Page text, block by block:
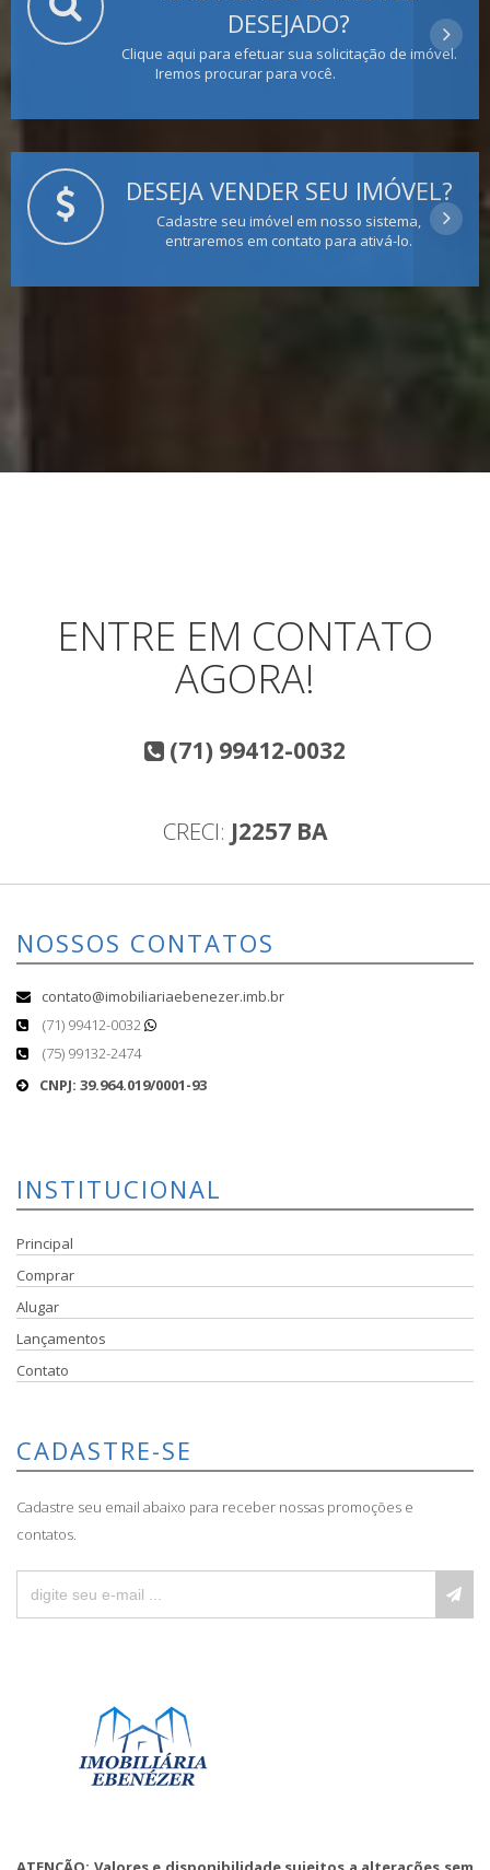
DESEJADO?
Clique aqui para efetuar sua solicitação de imóvel.
Iremos procurar para você.
DESEJA VENDER SEU IMÓVEL?
Cadastre seu imóvel em nosso sistema,
entraremos em contato para ativá-lo.
ENTRE EM CONTATO
AGORA!
(71) 99412-0032
CRECI: J2257 BA
NOSSOS CONTATOS
contato@imobiliariaebenezer.imb.br
(71) 99412-0032
(75) 99132-2474
CNPJ: 39.964.019/0001-93
INSTITUCIONAL
Principal
Comprar
Alugar
Lançamentos
Contato
CADASTRE-SE
Cadastre seu email abaixo para receber nossas promoções e
contatos.